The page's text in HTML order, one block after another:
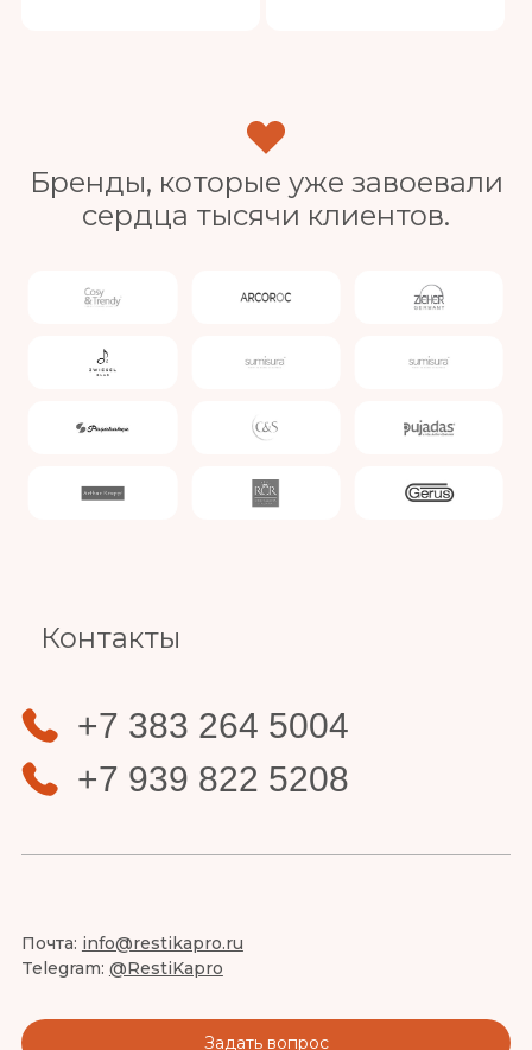
Бренды, которые уже завоевали
сердца тысячи клиентов.
Контакты
+7 383 264 5004
+7 939 822 5208
Почта: info@restikapro.ru
Telegram: @RestiKapro
Задать вопрос